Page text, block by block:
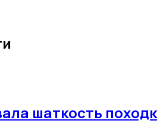
шаткость